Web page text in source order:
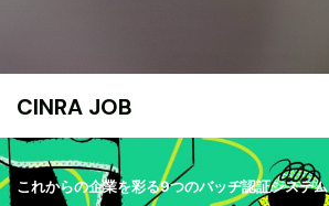
CINRA JOB
これからの企業を彩る9つのバッヂ認証システム